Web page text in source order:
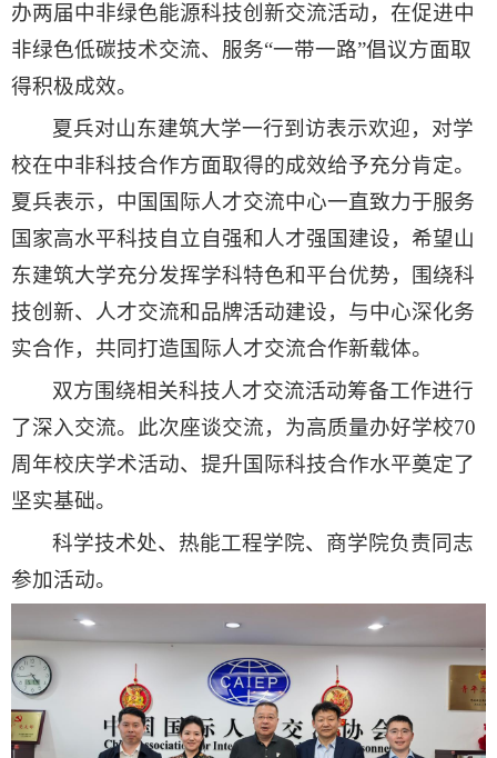
办两届中非绿色能源科技创新交流活动，在促进中
非绿色低碳技术交流、服务“一带一路”倡议方面取
得积极成效。
夏兵对山东建筑大学一行到访表示欢迎，对学
校在中非科技合作方面取得的成效给予充分肯定。
夏兵表示，中国国际人才交流中心一直致力于服务
国家高水平科技自立自强和人才强国建设，希望山
东建筑大学充分发挥学科特色和平台优势，围绕科
技创新、人才交流和品牌活动建设，与中心深化务
实合作，共同打造国际人才交流合作新载体。
双方围绕相关科技人才交流活动筹备工作进行
了深入交流。此次座谈交流，为高质量办好学校70
周年校庆学术活动、提升国际科技合作水平奠定了
坚实基础。
科学技术处、热能工程学院、商学院负责同志
参加活动。